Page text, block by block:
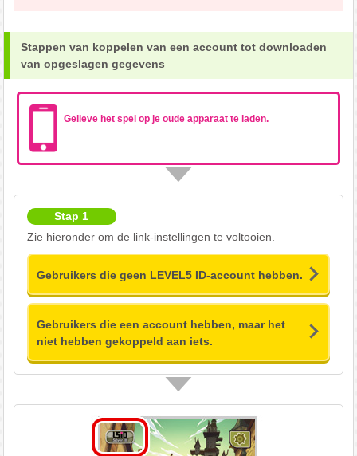
Stappen van koppelen van een account tot downloaden
van opgeslagen gegevens
Gelieve het spel op je oude apparaat te laden.
Stap 1
Zie hieronder om de link-instellingen te voltooien.
Gebruikers die geen LEVEL5 ID-account hebben.
Gebruikers die een account hebben, maar het
niet hebben gekoppeld aan iets.